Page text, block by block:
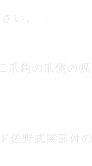
い。
鈎の爪側の幅
佐野式関節付の